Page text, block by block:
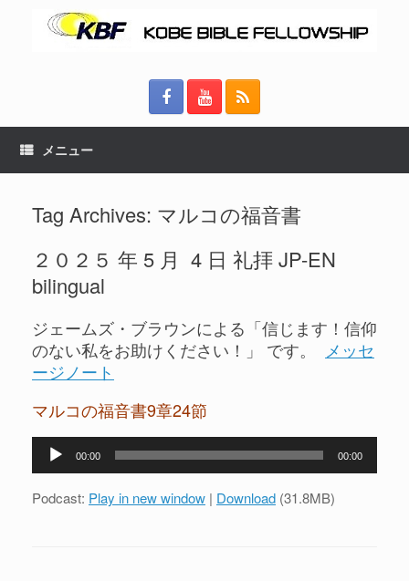
メニュー
Tag Archives: マルコの福音書
２０２５ 年 5 月 4 日 礼拝 JP-EN
bilingual
ジェームズ・ブラウンによる「信じます！信仰
のない私をお助けください！」 です。
メッセ
ージノート
マルコの福音書9章24節
プ
00:00 00:00
Podcast: Play in new window | Download (31.8MB)